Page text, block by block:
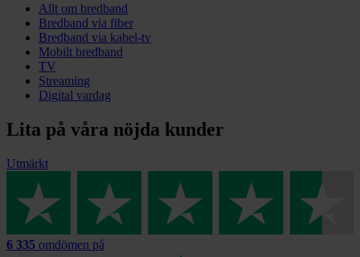
Allt om bredband
Bredband via fiber
Bredband via kabel-tv
Mobilt bredband
TV
Streaming
Digital vardag
Lita på våra nöjda kunder
Utmärkt
6 335 omdömen på